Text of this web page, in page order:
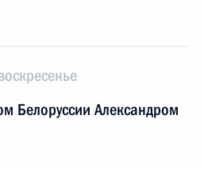
Белоруссии Александром